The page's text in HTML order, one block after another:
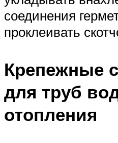
соединения
проклеивать
Крепежные
для труб
отопления